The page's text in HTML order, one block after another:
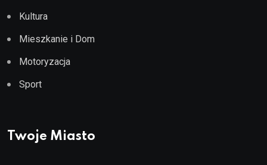
Kultura
Mieszkanie i Dom
Motoryzacja
Sport
Twoje Miasto